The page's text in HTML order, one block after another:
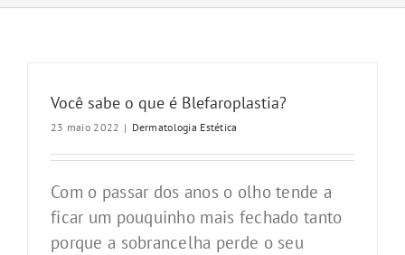
Você sabe o que é Blefaroplastia?
23 maio 2022 | Dermatologia Estética
Com o passar dos anos o olho tende a
ficar um pouquinho mais fechado tanto
porque a sobrancelha perde o seu